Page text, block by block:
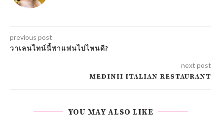
previous post
วาเลนไทน์นี้พาแฟนไปไหนดี?
next post
MEDINII ITALIAN RESTAURANT
YOU MAY ALSO LIKE